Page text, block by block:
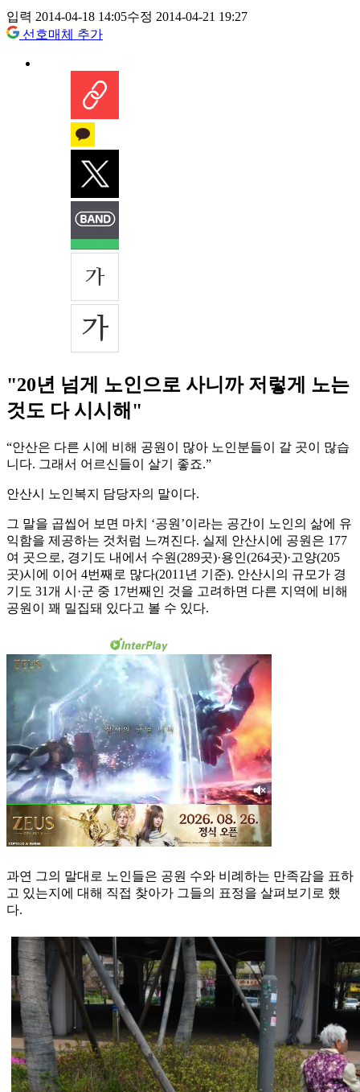
입력 2014-04-18 14:05수정 2014-04-21 19:27
선호매체 추가
"20년 넘게 노인으로 사니까 저렇게 노는
것도 다 시시해"
“안산은 다른 시에 비해 공원이 많아 노인분들이 갈 곳이 많습
니다. 그래서 어르신들이 살기 좋죠.”
안산시 노인복지 담당자의 말이다.
그 말을 곱씹어 보면 마치 ‘공원’이라는 공간이 노인의 삶에 유
익함을 제공하는 것처럼 느껴진다. 실제 안산시에 공원은 177
여 곳으로, 경기도 내에서 수원(289곳)·용인(264곳)·고양(205
곳)시에 이어 4번째로 많다(2011년 기준). 안산시의 규모가 경
기도 31개 시·군 중 17번째인 것을 고려하면 다른 지역에 비해
공원이 꽤 밀집돼 있다고 볼 수 있다.
과연 그의 말대로 노인들은 공원 수와 비례하는 만족감을 표하
고 있는지에 대해 직접 찾아가 그들의 표정을 살펴보기로 했
다.